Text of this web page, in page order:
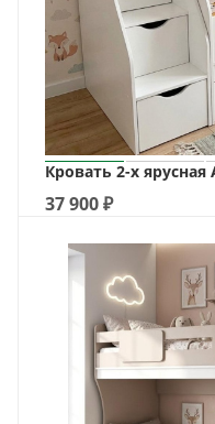
Кровать 2-х
37 900₽